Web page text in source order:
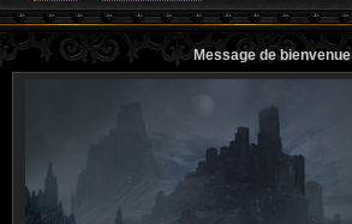
Message de bienvenue